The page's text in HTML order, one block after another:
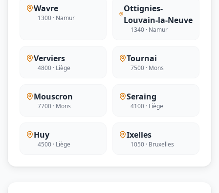
Wavre
1300 · Namur
Ottignies-
Louvain-la-Neuve
1340 · Namur
Verviers
4800 · Liège
Tournai
7500 · Mons
Mouscron
7700 · Mons
Seraing
4100 · Liège
Huy
4500 · Liège
Ixelles
1050 · Bruxelles